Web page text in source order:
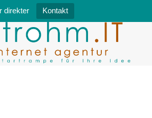
direkter Kontakt